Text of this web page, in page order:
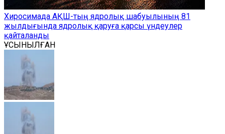
Хиросимада АҚШ-тың ядролық шабуылының 81
жылдығында ядролық қаруға қарсы үндеулер
қайталанды
ҰСЫНЫЛҒАН